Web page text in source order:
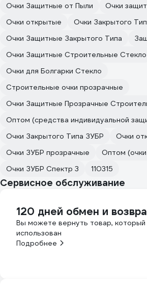
Очки Защитные от Пыли
Очки
Очки открытые
Очки Закрытого
Очки Защитные Закрытого Типа
Очки Защитные Строительные Стекло
Очки для Болгарки Стекло
Строительные очки прозрачные
Очки Защитные Прозрачные
Оптом (средства индивидуальной
Очки Закрытого Типа ЗУБР
Очки
Очки ЗУБР прозрачные
Оптом
Очки ЗУБР Спектр 3
110315
Сервисное обслуживание
120 дней обмен и
Вы можете вернуть товар,
использован
Подробнее